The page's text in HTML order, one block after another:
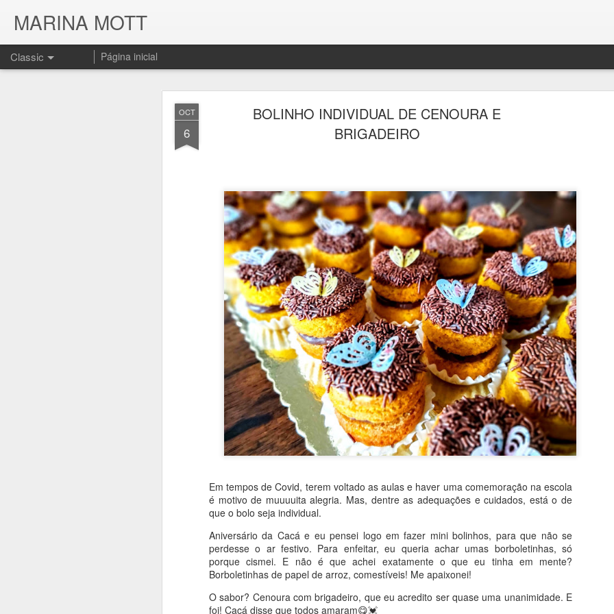
OCT
6
BOLINHO INDIVIDUAL DE CENOURA E
BRIGADEIRO
Em tempos de Covid, terem voltado as aulas e haver uma comemoração na escola
é motivo de muuuuita alegria. Mas, dentre as adequações e cuidados, está o de
que o bolo seja individual.
Aniversário da Cacá e eu pensei logo em fazer mini bolinhos, para que não se
perdesse o ar festivo. Para enfeitar, eu queria achar umas borboletinhas, só
porque cismei. E não é que achei exatamente o que eu tinha em mente?
Borboletinhas de papel de arroz, comestíveis! Me apaixonei!
O sabor? Cenoura com brigadeiro, que eu acredito ser quase uma unanimidade. E
foi! Cacá disse que todos amaram😋💓
MARINA MOTT
Classic Página inicial
Que bolo gostoso e inusitado! Por levar bananas e iogurte, quase não vai gordura e, no
um pouquinho de mel. É bem verdade que o açúcar vem no chocolate ao leite, mas, ainda